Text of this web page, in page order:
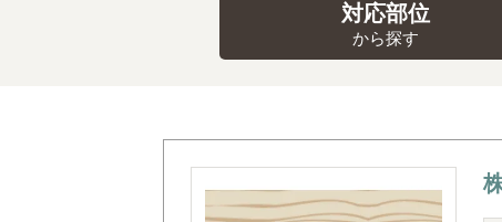
対応部位
から探す